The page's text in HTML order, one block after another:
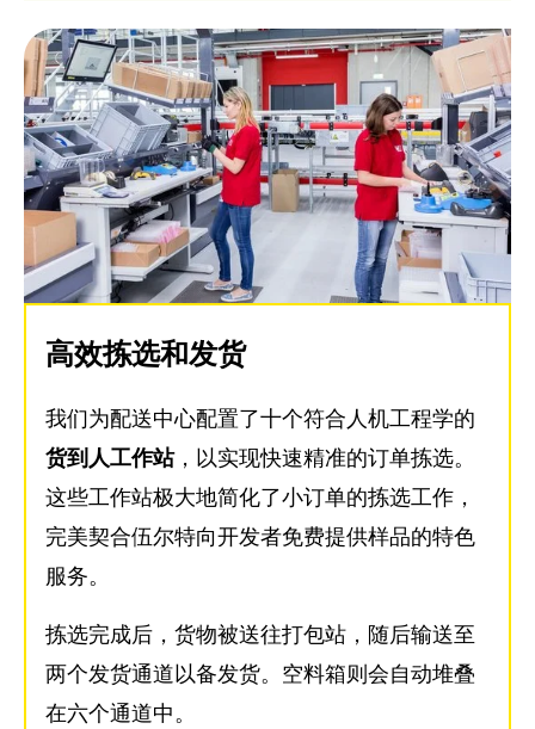
高效拣选和发货
我们为配送中心配置了十个符合人机工程学的
货到人工作站，以实现快速精准的订单拣选。
这些工作站极大地简化了小订单的拣选工作，
完美契合伍尔特向开发者免费提供样品的特色
服务。
拣选完成后，货物被送往打包站，随后输送至
两个发货通道以备发货。空料箱则会自动堆叠
在六个通道中。